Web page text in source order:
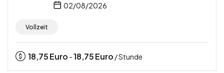
02/08/2026
Vollzeit
18,75Euro -18,75Euro / Stunde